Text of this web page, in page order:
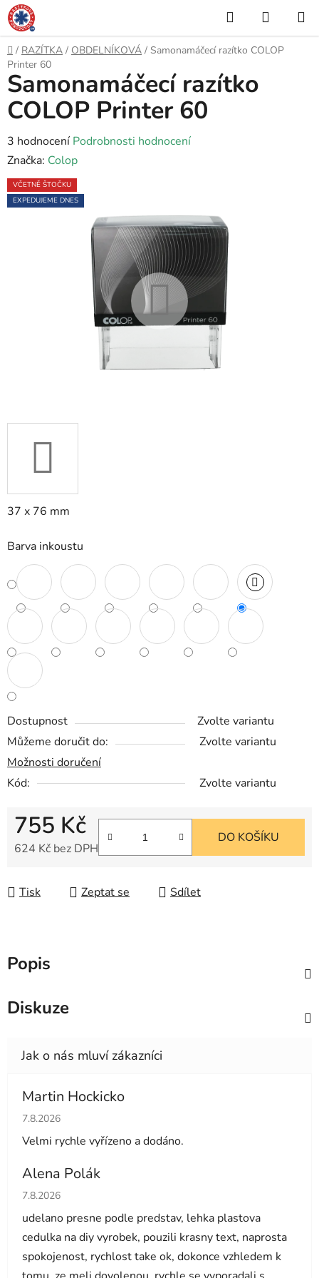
Přejít
na
obsah
Hledat
KOŠÍK
Domů
/ RAZÍTKA / OBDELNÍKOVÁ / Samonamáčecí razítko COLOP
Printer 60
37 x 76 mm
Barva inkoustu
Dostupnost
Zvolte variantu
Můžeme doručit do:
Zvolte variantu
Možnosti doručení
Kód:
Zvolte variantu
755 Kč
624 Kč bez DPH
DO KOŠÍKU
Tisk Zeptat se Sdílet
Samonamáčecí razítko
COLOP Printer 60
Průměrné
hodnocení
produktu
je
3 hodnocení Podrobnosti hodnocení
Značka: Colop
VČETNĚ ŠTOČKU
EXPEDUJEME DNES
Popis
Diskuze
Martin Hockicko
Hodnocení obchodu je 5 z 5 hvězdiček.
7.8.2026
Velmi rychle vyřízeno a dodáno.
Alena Polák
Hodnocení obchodu je 5 z 5 hvězdiček.
7.8.2026
udelano presne podle predstav, lehka plastova
cedulka na diy vyrobek, pouzili krasny text, naprosta
spokojenost, rychlost take ok, dokonce vzhledem k